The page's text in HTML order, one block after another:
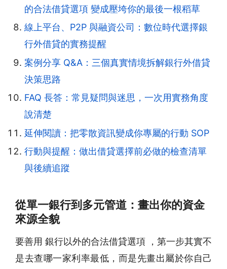
的合法借貸選項 變成壓垮你的最後一根稻草
線上平台、P2P 與融資公司：數位時代選擇銀
行外借貸的實務提醒
案例分享 Q&A：三個真實情境拆解銀行外借貸
決策思路
FAQ 長答：常見疑問與迷思，一次用實務角度
說清楚
延伸閱讀：把零散資訊變成你專屬的行動 SOP
行動與提醒：做出借貸選擇前必做的檢查清單
與後續追蹤
從單一銀行到多元管道：畫出你的資金
來源全貌
要善用 銀行以外的合法借貸選項 ，第一步其實不
是去查哪一家利率最低，而是先畫出屬於你自己